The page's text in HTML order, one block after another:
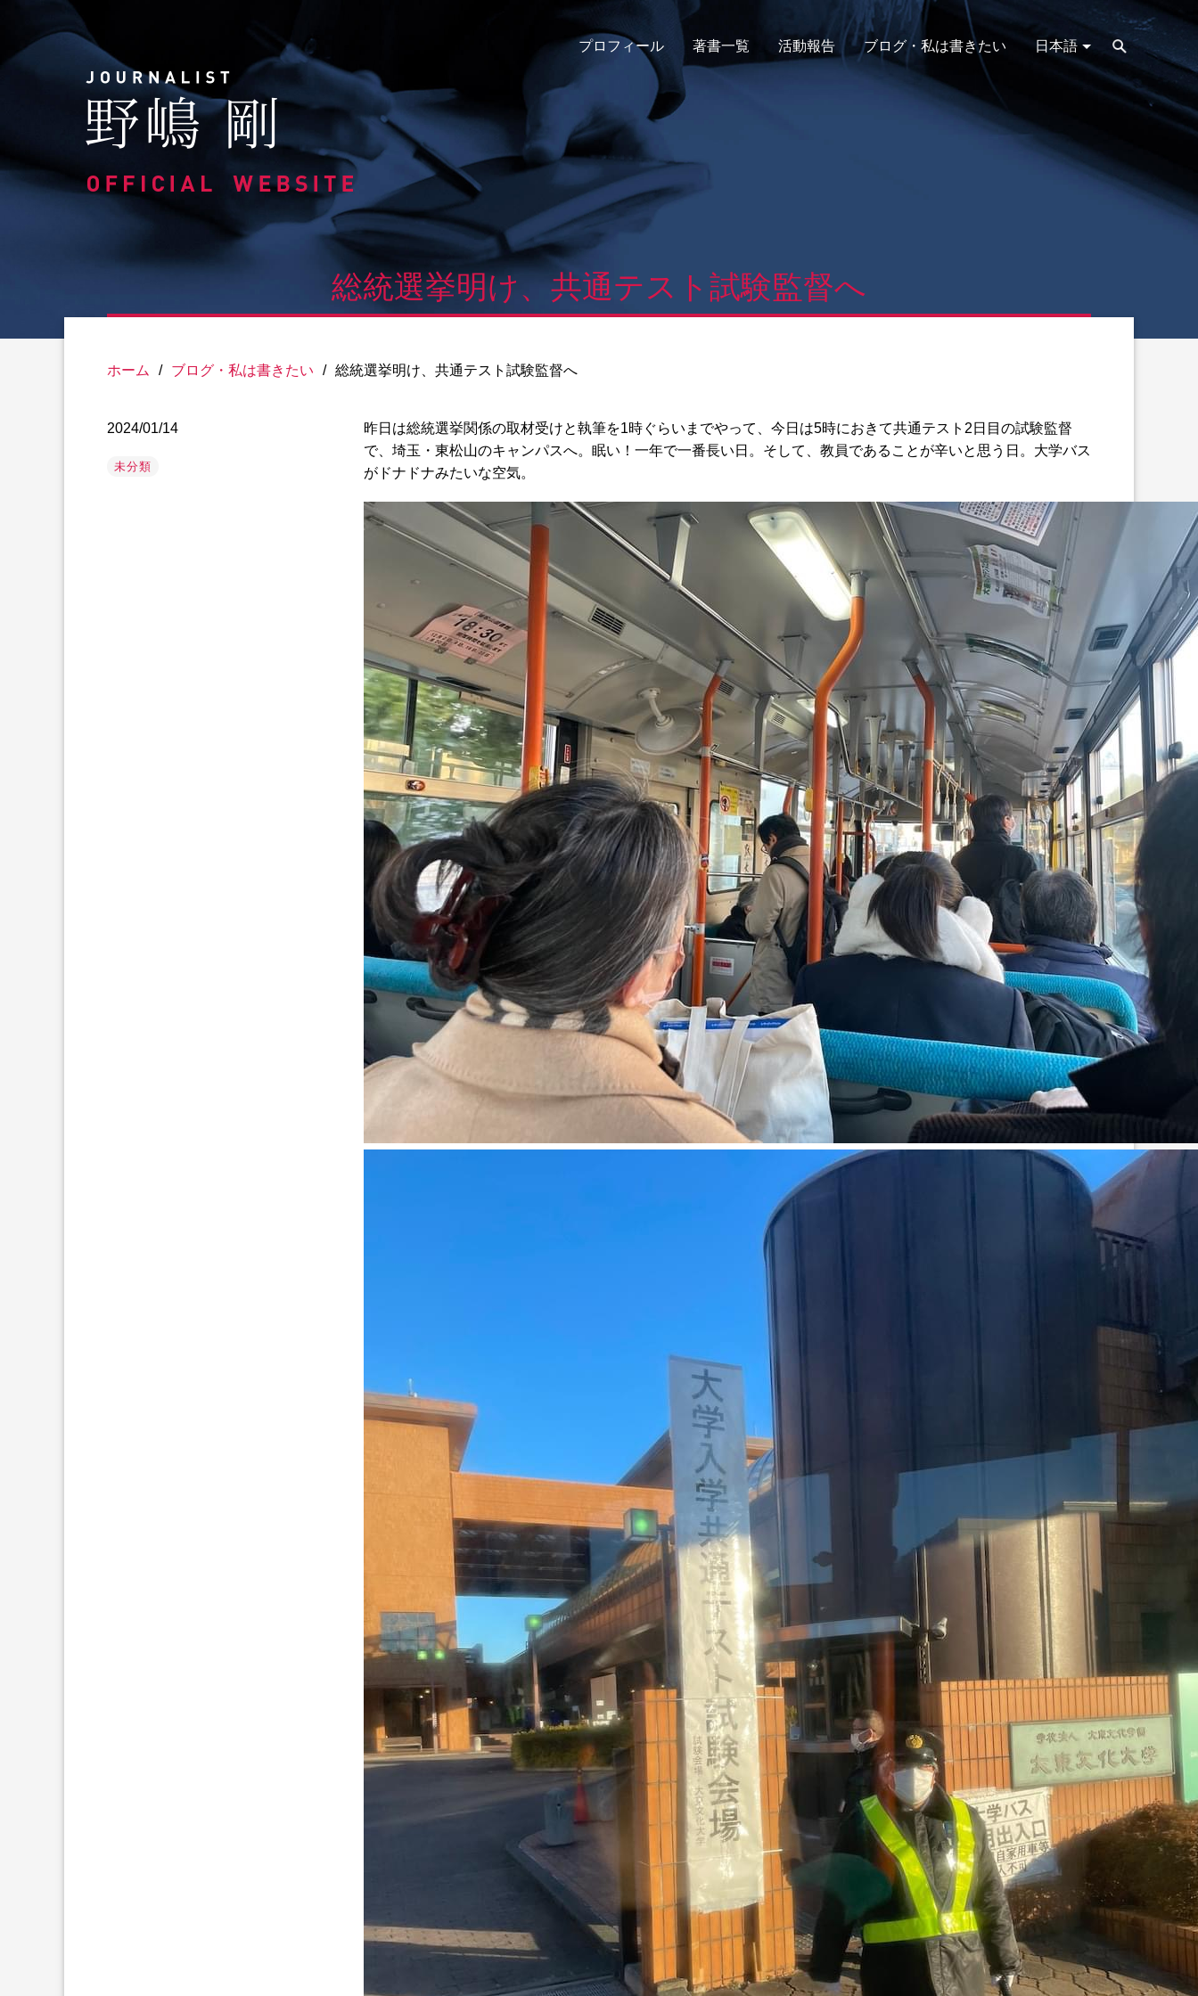
content
プロフィール 著書一覧 活動報告 ブログ・私は書きたい 日本語
総統選挙明け、共通テスト試験監督へ
ホーム / ブログ・私は書きたい / 総統選挙明け、共通テスト試験監督へ
2024/01/14
未分類
昨日は総統選挙関係の取材受けと執筆を1時ぐらいまでやって、今日は5時におきて共通テスト2日目の試験監督
で、埼玉・東松山のキャンパスへ。眠い！一年で一番長い日。そして、教員であることが辛いと思う日。大学バス
がドナドナみたいな空気。